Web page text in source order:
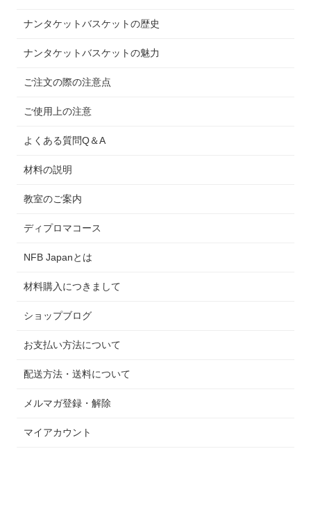
ナンタケットバスケットの歴史
ナンタケットバスケットの魅力
ご注文の際の注意点
ご使用上の注意
よくある質問Q＆A
材料の説明
教室のご案内
ディプロマコース
NFB Japanとは
材料購入につきまして
ショップブログ
お支払い方法について
配送方法・送料について
メルマガ登録・解除
マイアカウント